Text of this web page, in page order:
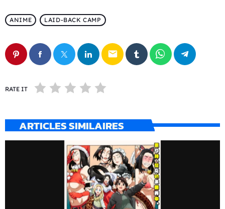
ANIME LAID-BACK CAMP
email
RATE IT
ARTICLES SIMILAIRES